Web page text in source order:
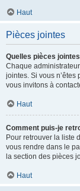
Haut
Pièces jointes
Quelles pièces
Chaque
jointes. Si vous
vous invitons à
Haut
Comment puis-je
Pour retrouver la liste
vous rendre dans le
la section des pièces
Haut